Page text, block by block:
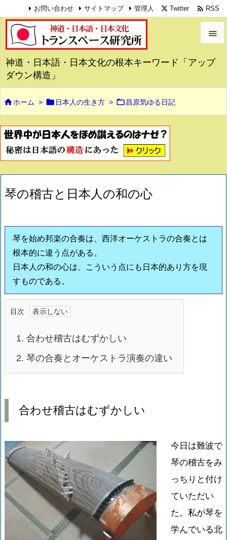
神道・日本語・日本文化の根本キーワード「アップ
ダウン構造」


メニュ
お問い合わせ サイトマップ 管理人 Twitter  RSS
ホーム >  日本人の生き方 > 昌原気ゆる日記
琴の稽古と日本人の和の心
琴を始め邦楽の合奏は、西洋オーケストラの合奏とは
根本的に違う点がある。
日本人の和の心は、こういう点にも日本的あり方を現
すものである。
目次
1. 合わせ稽古はむずかしい
2. 琴の合奏とオーケストラ演奏の違い
合わせ稽古はむずかしい
今日は難波で
琴の稽古をみ
っちりと付け
ていただい
た。私が琴を
学んでいる北